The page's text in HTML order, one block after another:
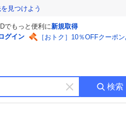
見つけよう
IDでもっと便利に新規取得
グイン
［おトク］10％OFFクーポ
キ
ー
検索